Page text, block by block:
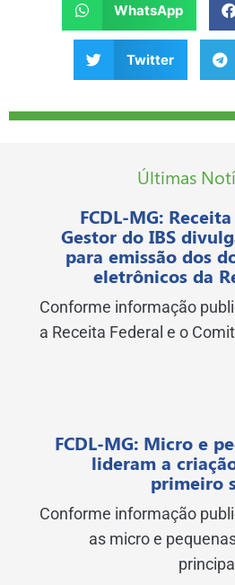
WhatsApp
Twitter
Últimas
FCDL-MG:
Gestor do IBS
para emissão dos
eletrônicos da
Conforme informação
a Receita Federal e o
FCDL-MG: Micro e
lideram a
primeiro
Conforme informação
as micro e